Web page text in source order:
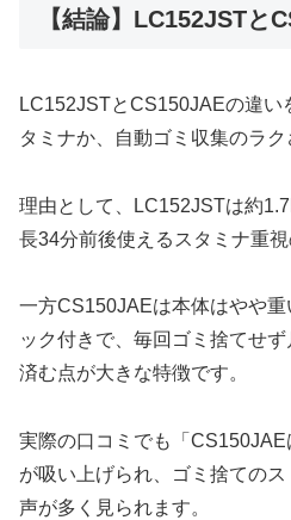
【結論】LC152JSTと
LC152JSTとCS150JAEの違い
タミナか、自動ゴミ収集のラク
理由として、LC152JSTは約
長34分前後使えるスタミナ重視
一方CS150JAEは本体はやや
ック付きで、毎回ゴミ捨てせ
済む点が大きな特徴です。
実際の口コミでも「CS150JAE
が吸い上げられ、ゴミ捨ての
声が多く見られます。